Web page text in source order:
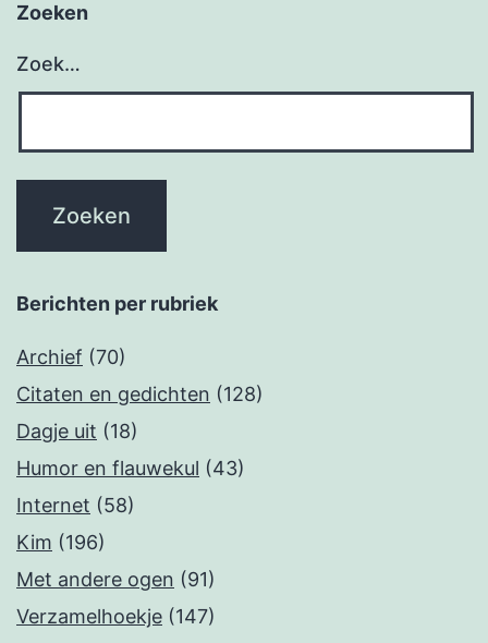
Zoeken
Zoek…
Berichten per rubriek
Archief (70)
Citaten en gedichten (128)
Dagje uit (18)
Humor en flauwekul (43)
Internet (58)
Kim (196)
Met andere ogen (91)
Verzamelhoekje (147)